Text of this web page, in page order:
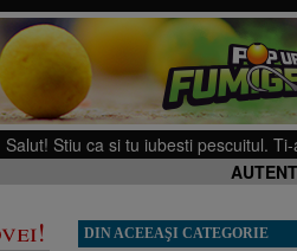
ca si tu iubesti pescuitul. Ti-am
DIN ACEEAŞI CATEGORIE